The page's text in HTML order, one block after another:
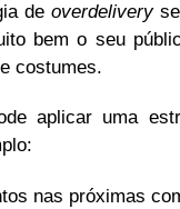
de overdelivery
bem o seu
costumes.
aplicar uma
nas próximas